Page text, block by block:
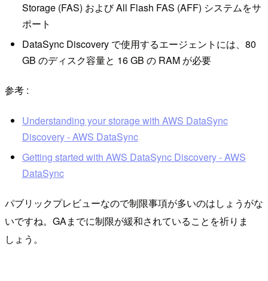
Storage (FAS) および All Flash FAS (AFF) システムをサ
ポート
DataSync Discovery で使用するエージェントには、80
GB のディスク容量と 16 GB の RAM が必要
参考 :
Understanding your storage with AWS DataSync
Discovery - AWS DataSync
Getting started with AWS DataSync Discovery - AWS
DataSync
パブリックプレビューなので制限事項が多いのはしょうがな
いですね。GAまでに制限が緩和されていることを祈りま
しょう。